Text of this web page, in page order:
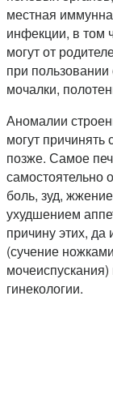
местная
инфекции, в том
могут от
при
мочалки,
Аномалии
могут
позже. Самое
самостоятельно
боль, зуд,
ухудшением
причину этих,
(сучение
гинекологии.